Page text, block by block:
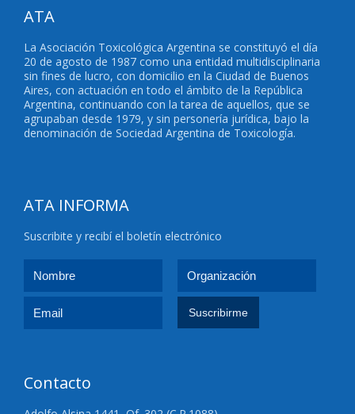
ATA
La Asociación Toxicológica Argentina se constituyó el día
20 de agosto de 1987 como una entidad multidisciplinaria
sin fines de lucro, con domicilio en la Ciudad de Buenos
Aires, con actuación en todo el ámbito de la República
Argentina, continuando con la tarea de aquellos, que se
agrupaban desde 1979, y sin personería jurídica, bajo la
denominación de Sociedad Argentina de Toxicología.
ATA INFORMA
Suscribite y recibí el boletín electrónico
Contacto